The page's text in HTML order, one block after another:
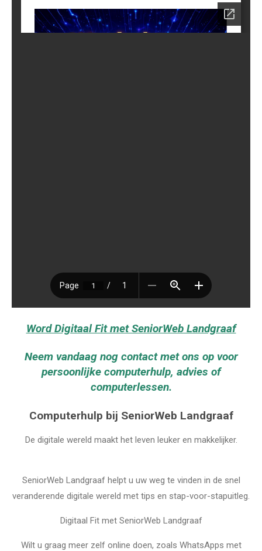
Word Digitaal Fit met SeniorWeb Landgraaf
Neem vandaag nog contact met ons op voor
persoonlijke computerhulp, advies of
computerlessen.
Computerhulp bij SeniorWeb Landgraaf
De digitale wereld maakt het leven leuker en makkelijker.
SeniorWeb Landgraaf helpt u uw weg te vinden in de snel
veranderende digitale wereld met tips en stap-voor-stapuitleg.
Digitaal Fit met SeniorWeb Landgraaf
Wilt u graag meer zelf online doen, zoals WhatsApps met